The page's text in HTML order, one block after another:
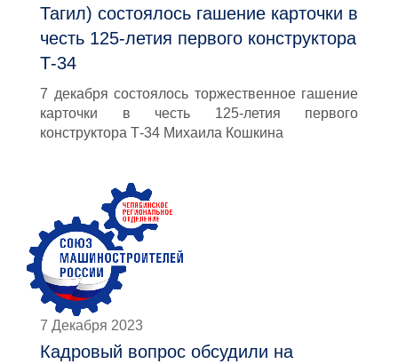
Тагил) состоялось гашение карточки в
честь 125-летия первого конструктора
Т-34
7 декабря состоялось торжественное гашение
карточки в честь 125-летия первого
конструктора Т-34 Михаила Кошкина
7 Декабря 2023
Кадровый вопрос обсудили на